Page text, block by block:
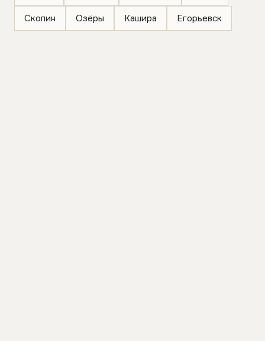
Скопин Озёры Кашира Егорьевск